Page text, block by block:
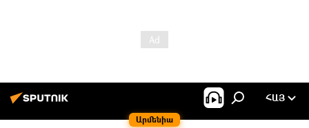
Արմենիա
ՀԱՅ